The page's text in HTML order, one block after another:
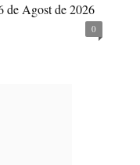
de Agost de 2026
0